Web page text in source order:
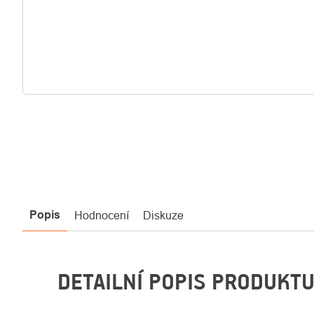
Popis Hodnocení Diskuze
DETAILNÍ POPIS PRODUKTU